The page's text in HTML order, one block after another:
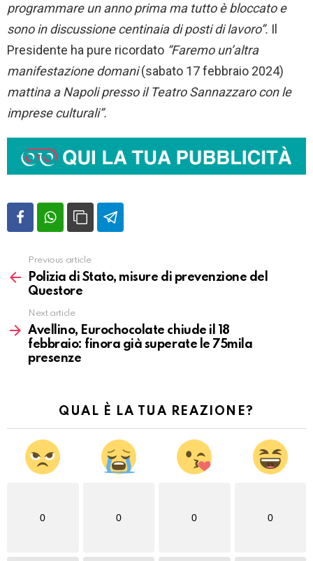
programmare un anno prima ma tutto è bloccato e
sono in discussione centinaia di posti di lavoro”. Il
Presidente ha pure ricordato “Faremo un’altra
manifestazione domani(sabato 17 febbraio 2024)
mattina a Napoli presso il Teatro Sannazzaro con le
imprese culturali”.
Vedi
altro
Previous article
Polizia di Stato, misure di prevenzione del
Questore
Next article
Avellino, Eurochocolate chiude il 18
febbraio: finora già superate le 75mila
presenze
QUAL È LA TUA REAZIONE?
0 0 0 0